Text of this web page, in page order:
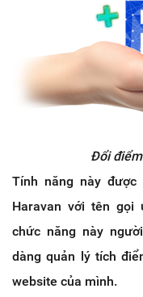
Đổi
Tính năng này
Haravan với tên gọi
chức năng này
dàng quản lý tích
website của mình.